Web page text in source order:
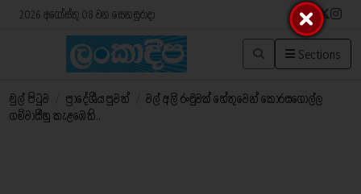
2026 අගෝස්තු 08 වන සෙනසුරාදා
Sections
මුල් පිටුව ප්‍රාදේශීය පුවත්
වල් අලි රංචුවක් හේතුවෙන් කොරසගොල්ල
ගම්වාසීහු කැළඹෙති..